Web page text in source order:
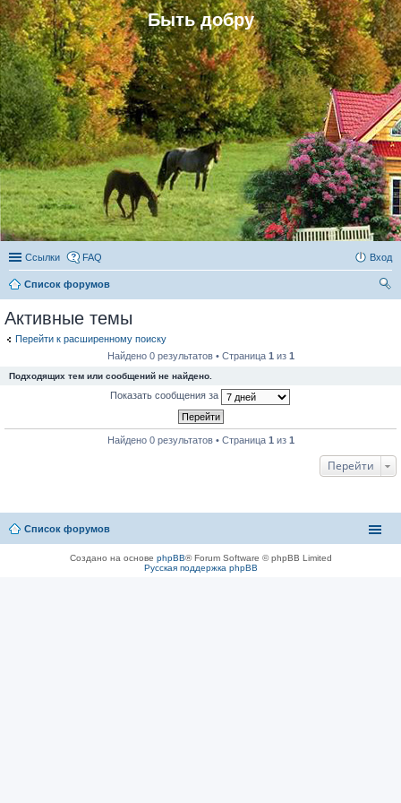
Быть добру
Ссылки FAQ Вход
Список форумов
Активные темы
Перейти к расширенному поиску
Найдено 0 результатов • Страница 1 из 1
Подходящих тем или сообщений не найдено.
Показать сообщения за
Найдено 0 результатов • Страница 1 из 1
Перейти
Список форумов
Создано на основе phpBB® Forum Software © phpBB Limited
Русская поддержка phpBB